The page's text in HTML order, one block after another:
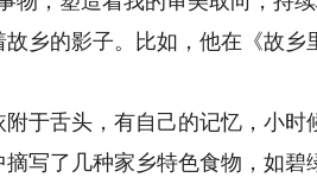
乡的影子。比如，他在《故
舌头，有自己的记忆，小时
写了几种家乡特色食物，如